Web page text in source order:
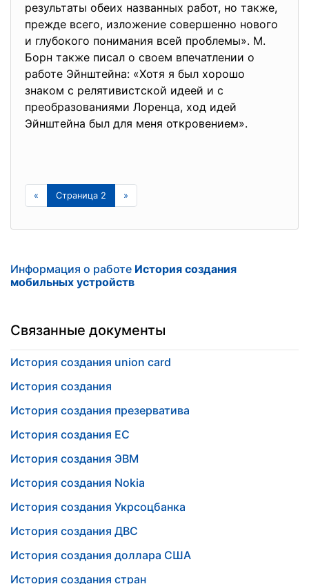
результаты обеих названных работ, но также,
прежде всего, изложение совершенно нового
и глубокого понимания всей проблемы». М.
Борн также писал о своем впечатлении о
работе Эйнштейна: «Хотя я был хорошо
знаком с релятивистской идеей и с
преобразованиями Лоренца, ход идей
Эйнштейна был для меня откровением».
« Страница 2 »
Информация о работе История создания
мобильных устройств
Связанные документы
История создания union card
История создания
История создания презерватива
История создания ЕС
История создания ЭВМ
История создания Nokia
История создания Укрсоцбанка
История создания ДВС
История создания доллара США
История создания стран